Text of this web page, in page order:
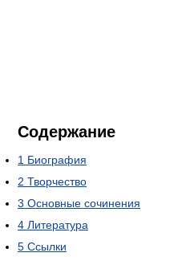
Содержание
1 Биография
2 Творчество
3 Основные сочинения
4 Литература
5 Ссылки